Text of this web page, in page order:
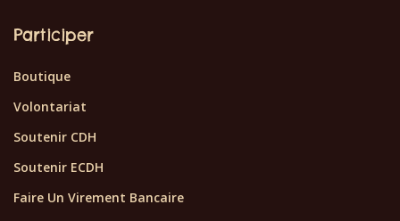
Participer
Boutique
Volontariat
Soutenir CDH
Soutenir ECDH
Faire Un Virement Bancaire